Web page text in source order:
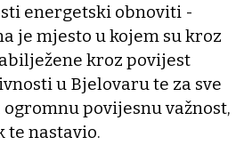
energetski obnoviti -
je mjesto u kojem su kroz
kroz povijest
u Bjelovaru te za sve
povijesnu važnost,
te nastavio.